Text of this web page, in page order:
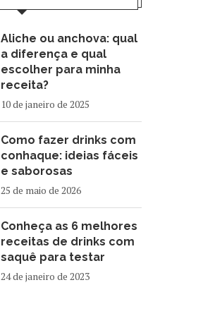
Aliche ou anchova: qual
a diferença e qual
escolher para minha
receita?
10 de janeiro de 2025
Como fazer drinks com
conhaque: ideias fáceis
e saborosas
25 de maio de 2026
Conheça as 6 melhores
receitas de drinks com
saquê para testar
24 de janeiro de 2023